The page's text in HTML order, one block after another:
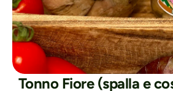
Tonno Fiore (spalla e